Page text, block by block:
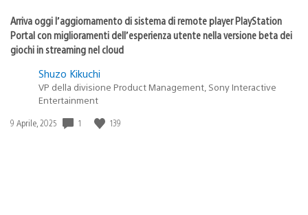
Arriva oggi l’aggiornamento di sistema di remote player PlayStation
Portal con miglioramenti dell’esperienza utente nella versione beta dei
giochi in streaming nel cloud
Shuzo Kikuchi
VP della divisione Product Management, Sony Interactive
Entertainment
Data
9 Aprile, 2025 1 139